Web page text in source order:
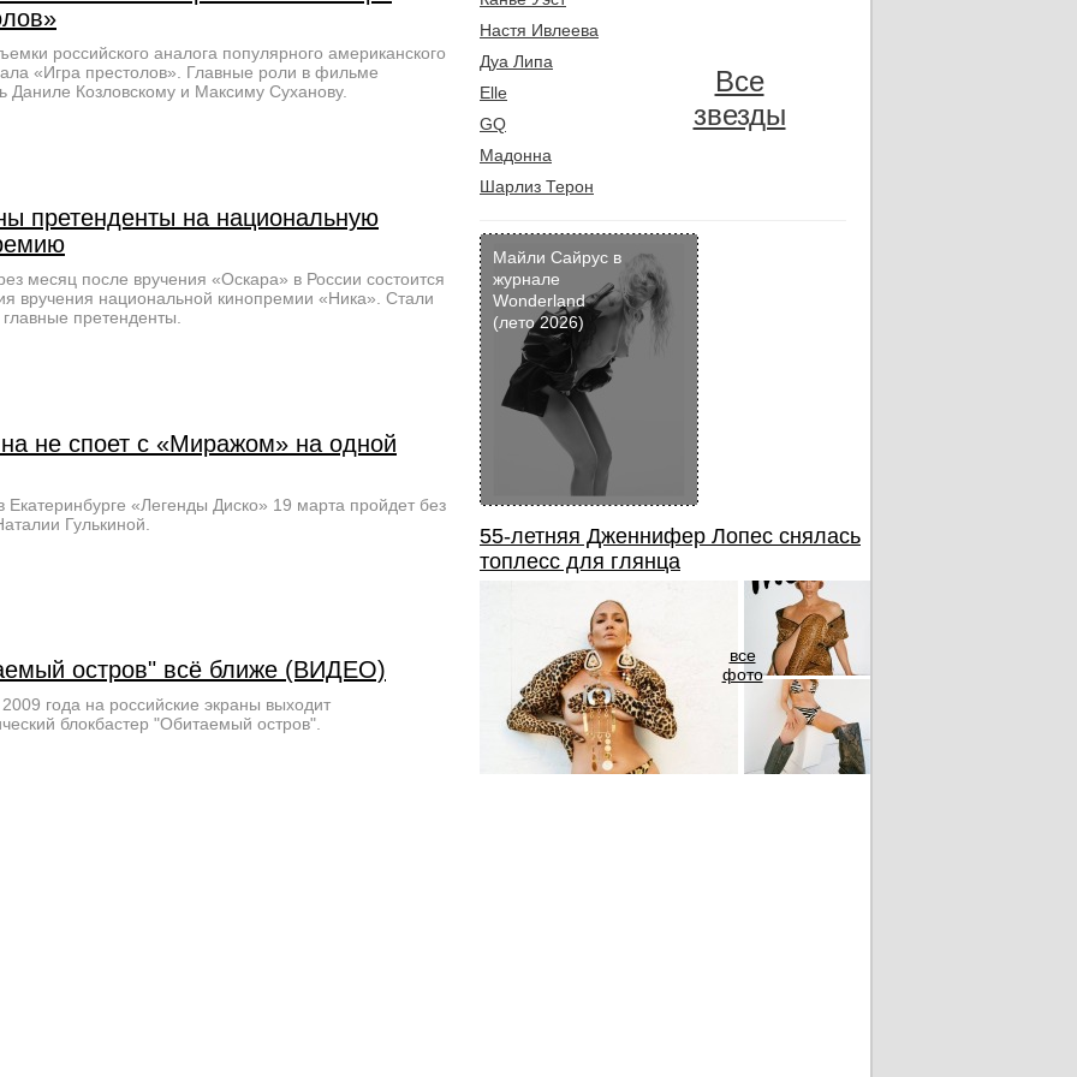
российского аналога популярного американского
«Игра престолов». Главные роли в фильме
Даниле Козловскому и Максиму Суханову.
претенденты на национальную
месяц после вручения «Оскара» в России состоится
вручения национальной кинопремии «Ника». Стали
претенденты.
не споет с «Миражом» на одной
Екатеринбурге «Легенды Диско» 19 марта пройдет без
Гулькиной.
остров" всё ближе (ВИДЕО)
года на российские экраны выходит
блокбастер "Обитаемый остров".
Настя Ивлеева
Дуа Липа
Elle
GQ
Мадонна
Шарлиз Терон
Все
звезды
Майли Сайрус в
журнале
Wonderland
(лето 2026)
55-летняя Дженнифер Лопес снялась
топлесс для глянца
все
фото